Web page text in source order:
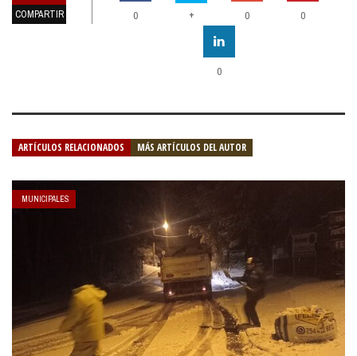
COMPARTIR 0 + 0 0
0
ARTÍCULOS RELACIONADOS MÁS ARTÍCULOS DEL AUTOR
MUNICIPALES